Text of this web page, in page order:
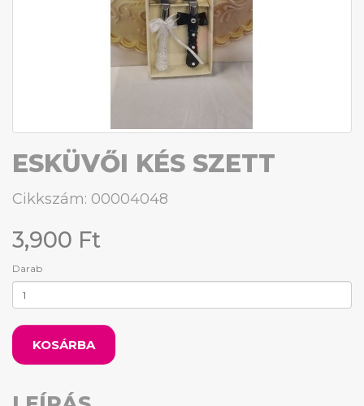
ESKÜVŐI KÉS SZETT
Cikkszám: 00004048
3,900 Ft
Darab
KOSÁRBA